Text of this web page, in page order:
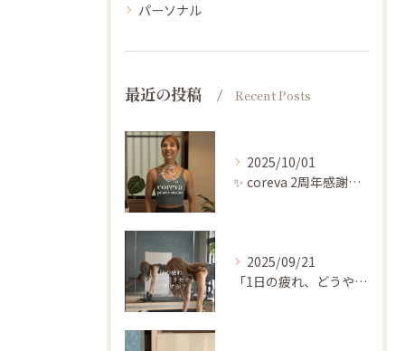
パーソナル
最近の投稿 Recent Posts
2025/10/01
✨ coreva 2周年感謝祭のご案内 ✨
2025/09/21
「1日の疲れ、どうやってリセットしてますか？」